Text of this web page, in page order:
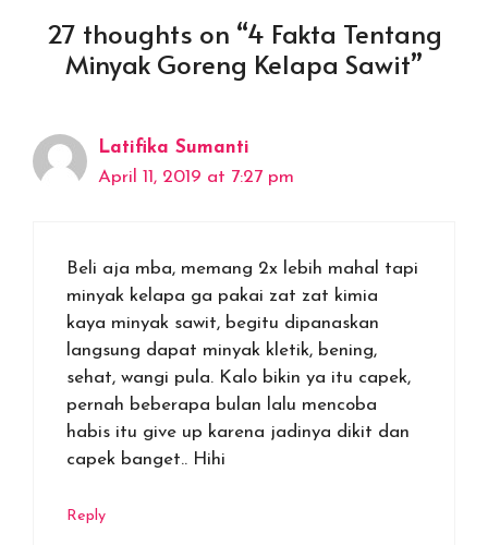
27 thoughts on “4 Fakta Tentang
Minyak Goreng Kelapa Sawit”
Latifika Sumanti
April 11, 2019 at 7:27 pm
Beli aja mba, memang 2x lebih mahal tapi
minyak kelapa ga pakai zat zat kimia
kaya minyak sawit, begitu dipanaskan
langsung dapat minyak kletik, bening,
sehat, wangi pula. Kalo bikin ya itu capek,
pernah beberapa bulan lalu mencoba
habis itu give up karena jadinya dikit dan
capek banget.. Hihi
Reply